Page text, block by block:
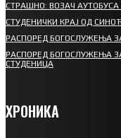
СТРАШНО: ВОЗАЧ
СТУДЕНИЧКИ КРАЈ ОД
РАСПОРЕД БОГОСЛУЖЕЊА
РАСПОРЕД БОГОСЛУЖЕЊА
СТУДЕНИЦА
ХРОНИКА